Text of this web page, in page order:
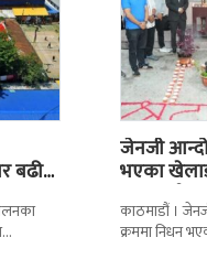
बढी
जेनजी
भएका
श्रद्धाञ्जली
काठमाडौं ।
क्रममा निधन